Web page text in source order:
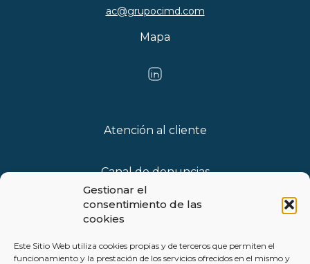
Gestionar el
consentimiento de las
cookies
Este Sitio Web utiliza cookies propias y de terceros que permiten el
funcionamiento y la prestación de los servicios ofrecidos en el mismo y
ac@grupocimd.com
Mapa
Atención al cliente
Canal de denuncias